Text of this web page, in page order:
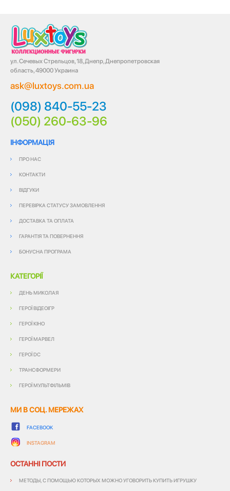
ул. Сечевых Стрельцов, 18, Днепр, Днепропетровская
область, 49000 Украина
ask@luxtoys.com.ua
(098) 840-55-23
(050) 260-63-96
ІНФОРМАЦІЯ
ПРО НАС
КОНТАКТИ
ВІДГУКИ
ПЕРЕВІРКА СТАТУСУ ЗАМОВЛЕННЯ
ДОСТАВКА ТА ОПЛАТА
ГАРАНТІЯ ТА ПОВЕРНЕННЯ
БОНУСНА ПРОГРАМА
КАТЕГОРІЇ
ДЕНЬ МИКОЛАЯ
ГЕРОЇ ВІДЕОІГР
ГЕРОЇ КІНО
ГЕРОЇ МАРВЕЛ
ГЕРОЇ DC
ТРАНСФОРМЕРИ
ГЕРОЇ МУЛЬТФІЛЬМІВ
МИ В СОЦ. МЕРЕЖАХ
FACEBOOK
INSTAGRAM
ОСТАННІ ПОСТИ
МЕТОДЫ, С ПОМОЩЬЮ КОТОРЫХ МОЖНО УГОВОРИТЬ КУПИТЬ ИГРУШКУ